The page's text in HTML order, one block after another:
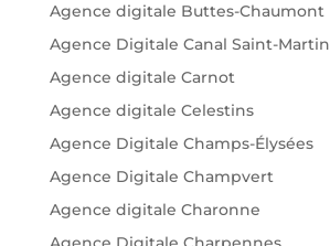
Agence digitale Buttes-Chaumont
Agence Digitale Canal Saint-Martin
Agence digitale Carnot
Agence digitale Celestins
Agence Digitale Champs-Élysées
Agence Digitale Champvert
Agence digitale Charonne